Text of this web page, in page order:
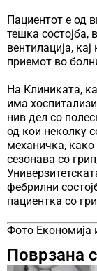
Пациентот е од
тешка
вентилација,
приемот во
На Клиниката,
има
нив дел со
од кои неколку
механичка, како
сезонава со
фебрилни
пациентка со
Фото Економија
Поврзана